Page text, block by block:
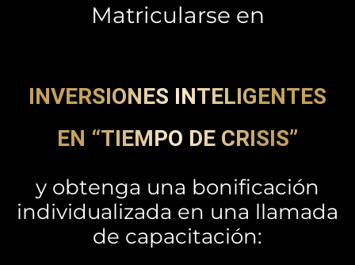
Matricularse en
INVERSIONES INTELIGENTES
EN “TIEMPO DE CRISIS”
y obtenga una bonificación
individualizada en una llamada
de capacitación: